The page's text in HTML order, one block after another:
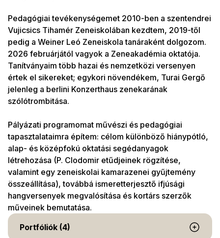
Pedagógiai tevékenységemet 2010-ben a szentendrei
Vujicsics Tihamér Zeneiskolában kezdtem, 2019-től
pedig a Weiner Leó Zeneiskola tanáraként dolgozom.
2026 februárjától vagyok a Zeneakadémia oktatója.
Tanítványaim több hazai és nemzetközi versenyen
értek el sikereket; egykori növendékem, Turai Gergő
jelenleg a berlini Konzerthaus zenekarának
szólótrombitása.
Pályázati programomat művészi és pedagógiai
tapasztalataimra építem: célom különböző hiánypótló,
alap- és középfokú oktatási segédanyagok
létrehozása (P. Clodomir etűdjeinek rögzítése,
valamint egy zeneiskolai kamarazenei gyűjtemény
összeállítása), továbbá ismeretterjesztő ifjúsági
hangversenyek megvalósítása és kortárs szerzők
műveinek bemutatása.
Portfóliók (4)